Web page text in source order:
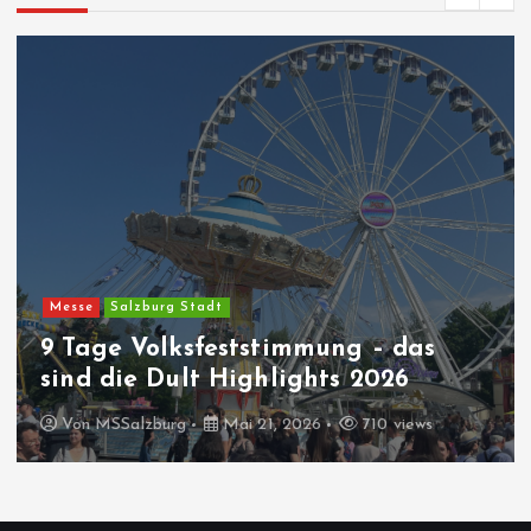
Messe Salzburg Stadt
9 Tage Volksfeststimmung – das
sind die Dult Highlights 2026
VonMSSalzburg Mai 21, 2026 710 views